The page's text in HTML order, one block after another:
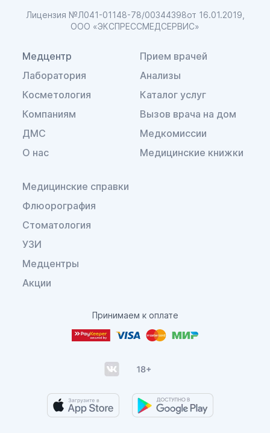
Лицензия №Л041-01148-78/00344398от 16.01.2019,
ООО «ЭКСПРЕССМЕДСЕРВИС»
Медцентр
Лаборатория
Косметология
Компаниям
ДМС
О нас
Прием врачей
Анализы
Каталог услуг
Вызов врача на дом
Медкомиссии
Медицинские книжки
Медицинские справки
Флюорография
Стоматология
УЗИ
Медцентры
Акции
Принимаем к оплате